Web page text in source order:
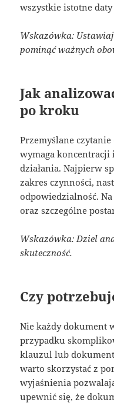
wszystkie istotne
Wskazówka:
pominąć ważnych
Jak
po kroku
Przemyślane
wymaga
działania. Najpierw
zakres czynności,
odpowiedzialność.
oraz szczególne
Wskazówka: Dziel
skuteczność.
Czy
Nie każdy dokument
przypadku
klauzul lub
warto skorzystać z
wyjaśnienia
upewnić się, że